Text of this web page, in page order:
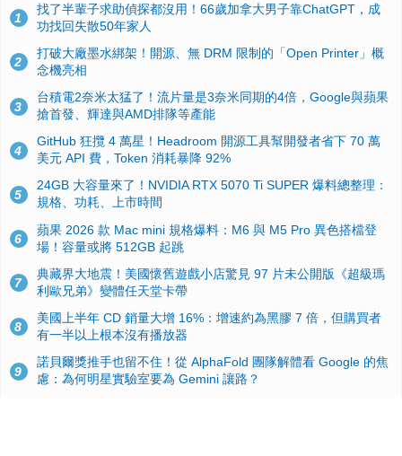
1
找了半輩子求助偵探都沒用！66歲加拿大男子靠ChatGPT，成
功找回失散50年家人
2
打破大廠墨水綁架！開源、無 DRM 限制的「Open Printer」概
念機亮相
3
台積電2奈米太猛了！流片量是3奈米同期的4倍，Google與蘋果
搶首發、輝達與AMD排隊等產能
4
GitHub 狂攬 4 萬星！Headroom 開源工具幫開發者省下 70 萬
美元 API 費，Token 消耗暴降 92%
5
24GB 大容量來了！NVIDIA RTX 5070 Ti SUPER 爆料總整理：
規格、功耗、上市時間
6
蘋果 2026 款 Mac mini 規格爆料：M6 與 M5 Pro 異色搭檔登
場！容量或將 512GB 起跳
7
典藏界大地震！美國懷舊遊戲小店驚見 97 片未公開版《超級瑪
利歐兄弟》變體任天堂卡帶
8
美國上半年 CD 銷量大增 16%：增速約為黑膠 7 倍，但購買者
有一半以上根本沒有播放器
9
諾貝爾獎推手也留不住！從 AlphaFold 團隊解體看 Google 的焦
慮：為何明星實驗室要為 Gemini 讓路？